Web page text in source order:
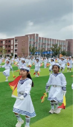
成果集萃
载
新闻发布